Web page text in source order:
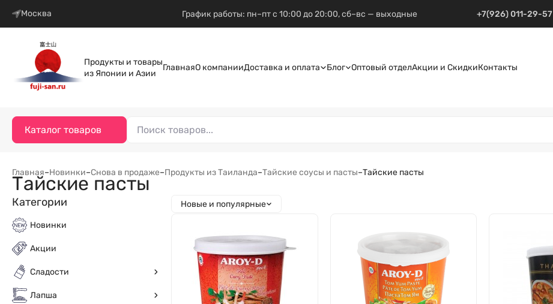
Москва График работы: пн–пт с 10:00 до 20:00, сб–вс — выходные +7(926) 011-29-57
Продукты и товары
из Японии и Азии
ГлавнаяО компанииДоставка и оплата Блог Оптовый отделАкции и СкидкиКонтакты
Каталог товаров
Главная–Новинки–Снова в продаже–Продукты из Таиланда–Тайские соусы и пасты–Тайские пасты
Тайские пасты
Новые и популярные
Категории
Новинки
Акции
Сладости
Лапша